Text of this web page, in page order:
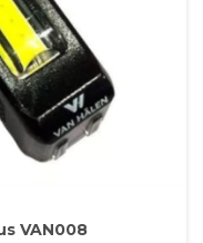
VAN008